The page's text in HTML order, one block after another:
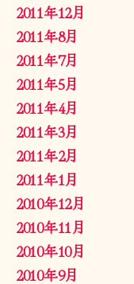
2011年12月
2011年8月
2011年7月
2011年5月
2011年4月
2011年3月
2011年2月
2011年1月
2010年12月
2010年11月
2010年10月
2010年9月